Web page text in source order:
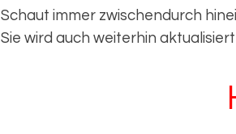
Schaut immer zwischendurch
Sie wird auch weiterhin